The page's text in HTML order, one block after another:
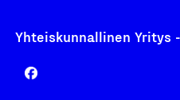
Yhteiskunnallinen Yritys